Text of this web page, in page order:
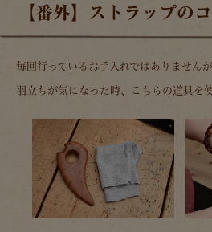
【番外】ストラップの
毎回行っているお手入れではありません
羽立ちが気になった時、こちらの道具を